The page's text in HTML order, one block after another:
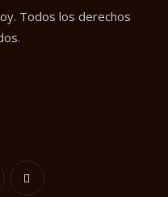
Todos los derechos